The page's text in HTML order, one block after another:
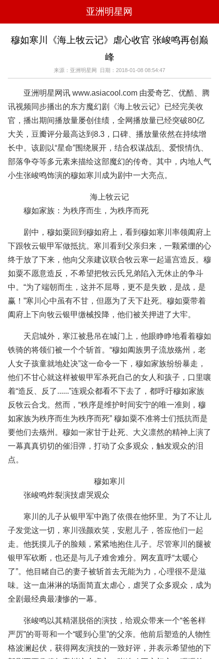
亚洲明星网
电影 电视
音乐
时尚
八卦 华人男明星
华人女明星
欧美男明星 泰国女明星
穆如寒川《海上牧云记》虐心收官 张峻鸣再创巅
峰
来源：亚洲明星网 日期：2018-01-08 08:54:47
亚洲明星网讯 www.asiacool.com 由爱奇艺、优酷、腾
讯视频同步播出的东方魔幻剧《海上牧云记》已经完美收
官，播出期间播放量屡创佳绩，全网播放量已经突破80亿
大关，豆瓣评分最高达到8.3，口碑、播放量依然在持续增
长中。该剧以“星命”围绕展开，结合权谋战乱、爱恨情仇、
部落争夺等多元素来描绘这部魔幻的传奇。其中，内地人气
小生张峻鸣饰演的穆如寒川成为剧中一大亮点。
海上牧云记
穆如家族：为秩序而生，为秩序而死
剧中，穆如粟回到穆如府上，看到穆如寒川率领阖府上
下跟牧云银甲军做抵抗。寒川看到父亲归来，一颗紧绷的心
终于放了下来，他向父亲建议联合牧云寒一起逼宫造反。穆
如粟不愿意造反，不希望把牧云氏兄弟陷入无休止的争斗
中。“为了端朝而生，这并不屈辱，更不是失败，是战，是
赢！”寒川心中虽有不甘，但愿为了天下赴死。穆如粟带着
阖府上下向牧云银甲缴械投降，他们被关押进了大牢。
天启城外，寒江被悬吊在城门上，他眼睁睁地看着穆如
铁骑的将领们被一个个斩首。“穆如阖族男子流放殇州，老
人女子孩童就地处决”这一命令一下，穆如家族纷纷暴走，
他们不甘心就这样被银甲军杀死自己的女人和孩子，口里嚷
着“造反、反了......”连观众都看不下去了，都呼吁穆如家族
反牧云合戈。然而，“秩序是维护时间安宁的唯一准则，穆
如家族为秩序而生为秩序而死” 穆如粟不准将士们抵抗而是
要他们去殇州。穆如一家甘于赴死、大义凛然的精神上演了
一幕真真切切的催泪弹，打动了众多观众，触发观众的泪
点。
穆如寒川
张峻鸣炸裂演技虐哭观众
寒川的儿子从银甲军中跑了依偎在他怀里。为了不让儿
子发觉这一切，寒川强颜欢笑，安慰儿子，答应他们一起
走。他抚摸儿子的脸颊，紧紧地抱住儿子。尽管寒川的腿被
银甲军砍断，也还是与儿子难舍难分。网友直呼“太暖心
了”。他目睹自己的妻子被斩首去无能为力，心理很不是滋
味。这一血淋淋的场面简直太虐心，虐哭了众多观众，成为
全剧最经典最凄惨的一幕。
张峻鸣以其精湛脱俗的演技，给观众带来一个“爸爸样
严厉”的哥哥和一个“暖到心里”的父亲。他前后塑造的人物性
格波澜起伏，获得网友演技的一致好评，并表示希望他的下